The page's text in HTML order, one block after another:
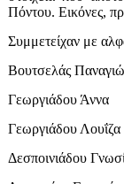
Πόντου. Εικόνες,
Συμμετείχαν με
Βουτσελάς
Γεωργιάδου Άννα
Γεωργιάδου Λουΐζα
Δεσποινιάδου